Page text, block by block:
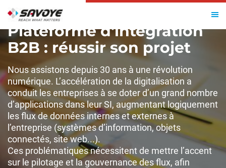
Plateforme d'intégration
B2B : réussir son projet
Nous assistons depuis 30 ans à une révolution
numérique. L’accélération de la digitalisation a
conduit les entreprises à se doter d’un grand nombre
d’applications dans leur SI, augmentant logiquement
les flux de données internes et externes à
l’entreprise (systèmes d’information, objets
connectés, site web...).
Ces problématiques nécessitent de mettre l’accent
sur le pilotage et la gouvernance des flux, afin